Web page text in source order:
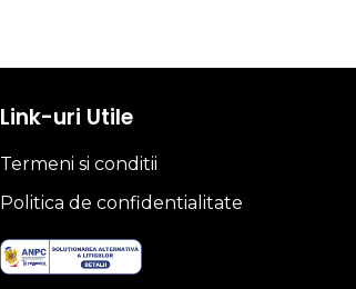
Link-uri Utile
Termeni si conditii
Politica de confidentialitate